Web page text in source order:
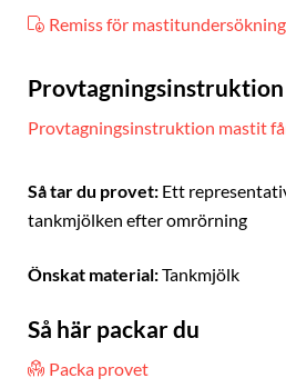
Remiss för
Provtagningsinstruktion
Provtagningsinstruktion mastit
Så tar du provet: Ett
tankmjölken efter omrörning
Önskat material:Tankmjölk
Så här packar du
Packa provet